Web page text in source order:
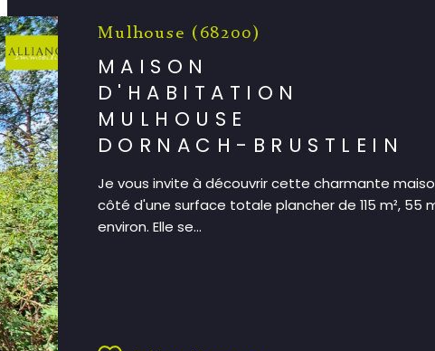
Mulhouse (68200)
MAISON
D'HABITATION
MULHOUSE
DORNACH-BRUSTLEIN
Je vous invite à découvrir cette charmante
côté d'une surface totale plancher de 115 m², 55
environ. Elle se...